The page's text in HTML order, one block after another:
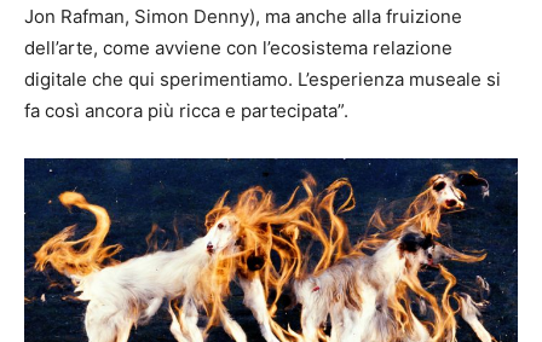
Jon Rafman, Simon Denny), ma anche alla fruizione
dell’arte, come avviene con l’ecosistema relazione
digitale che qui sperimentiamo. L’esperienza museale si
fa così ancora più ricca e partecipata”.